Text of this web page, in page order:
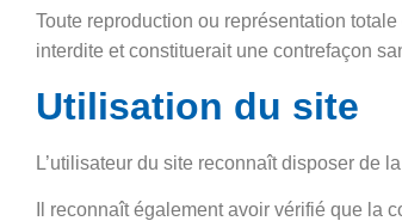
Toute reproduction ou représentation
interdite et constituerait une contrefaçon
Utilisation du site
L’utilisateur du site reconnaît disposer de
Il reconnaît également avoir vérifié que la